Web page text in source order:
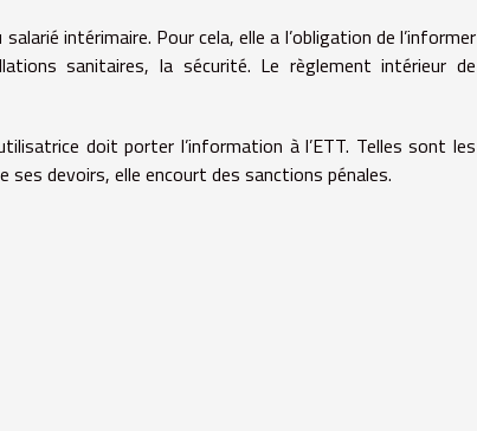
intérimaire. Pour cela, elle a l’obligation de l’informer
sanitaires, la sécurité. Le règlement intérieur de
doit porter l’information à l’ETT. Telles sont les
devoirs, elle encourt des sanctions pénales.